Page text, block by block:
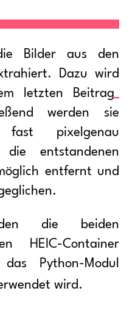
Bilder aus den
Dazu wird
letzten Beitrag
werden sie
pixelgenau
die entstandenen
entfernt und
die beiden
HEIC-Container
Python-Modul
wird.